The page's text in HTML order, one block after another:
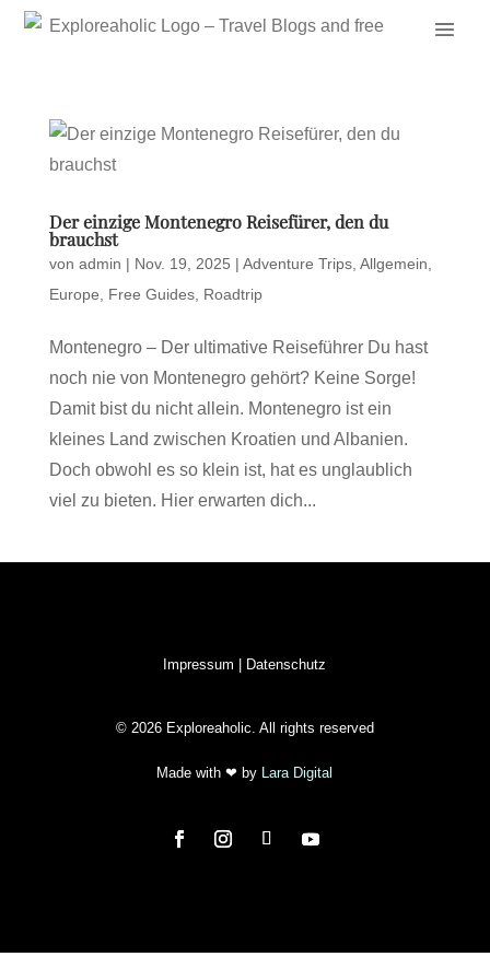
Der einzige Montenegro Reisefürer, den du
brauchst
von admin | Nov. 19, 2025 | Adventure Trips, Allgemein
Europe
Free Guides, Roadtrip
Montenegro – Der ultimative Reiseführer Du hast
noch nie von Montenegro gehört? Keine Sorge!
Damit bist du nicht allein. Montenegro ist ein
kleines Land zwischen Kroatien und Albanien.
Doch obwohl es so klein ist, hat es unglaublich
viel zu bieten. Hier erwarten dich...
Impressum Datenschutz
© 2026 Exploreaholic. All rights reserved
Made with❤ by Lara Digital